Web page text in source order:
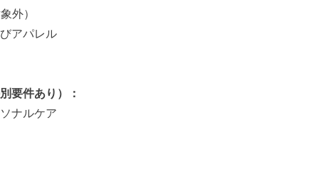
外）
アパレル
要件あり）：
ナルケア